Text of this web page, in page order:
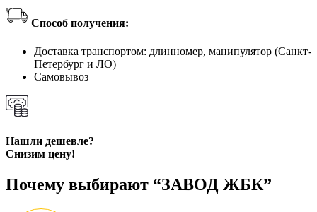
Способ получения:
Доставка транспортом: длинномер, манипулятор (Санкт-
Петербург и ЛО)
Самовывоз
Нашли дешевле?
Снизим цену!
Почему выбирают “ЗАВОД ЖБК”